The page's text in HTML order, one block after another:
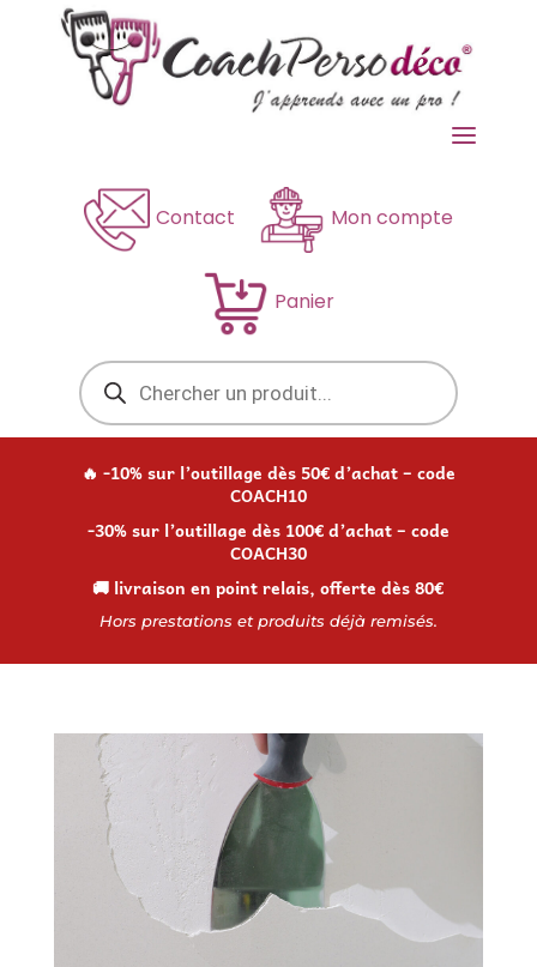
a
Contact Mon compte
Panier
Recherche
de
produits
🔥 -10% sur l’outillage dès 50€ d’achat – code
COACH10
-30% sur l’outillage dès 100€ d’achat – code
COACH30
🚚 livraison en point relais, offerte dès 80€
Hors prestations et produits déjà remisés.